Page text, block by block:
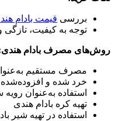
بررسی قیمت بادام
توجه به کیفیت، تازگی
روش‌های مصرف بادام
مصرف مستقیم
خرد شده و افزوده‌شده
استفاده به‌عنوان رویه
تهیه کره بادام هندی
استفاده در تهیه شیر